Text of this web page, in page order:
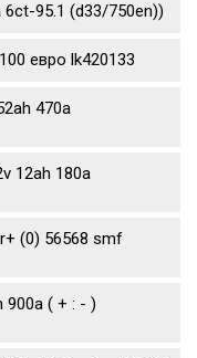
95.1 (d33/750en))
евро lk420133
470a
12ah 180a
(0) 56568 smf
900a ( + : - )